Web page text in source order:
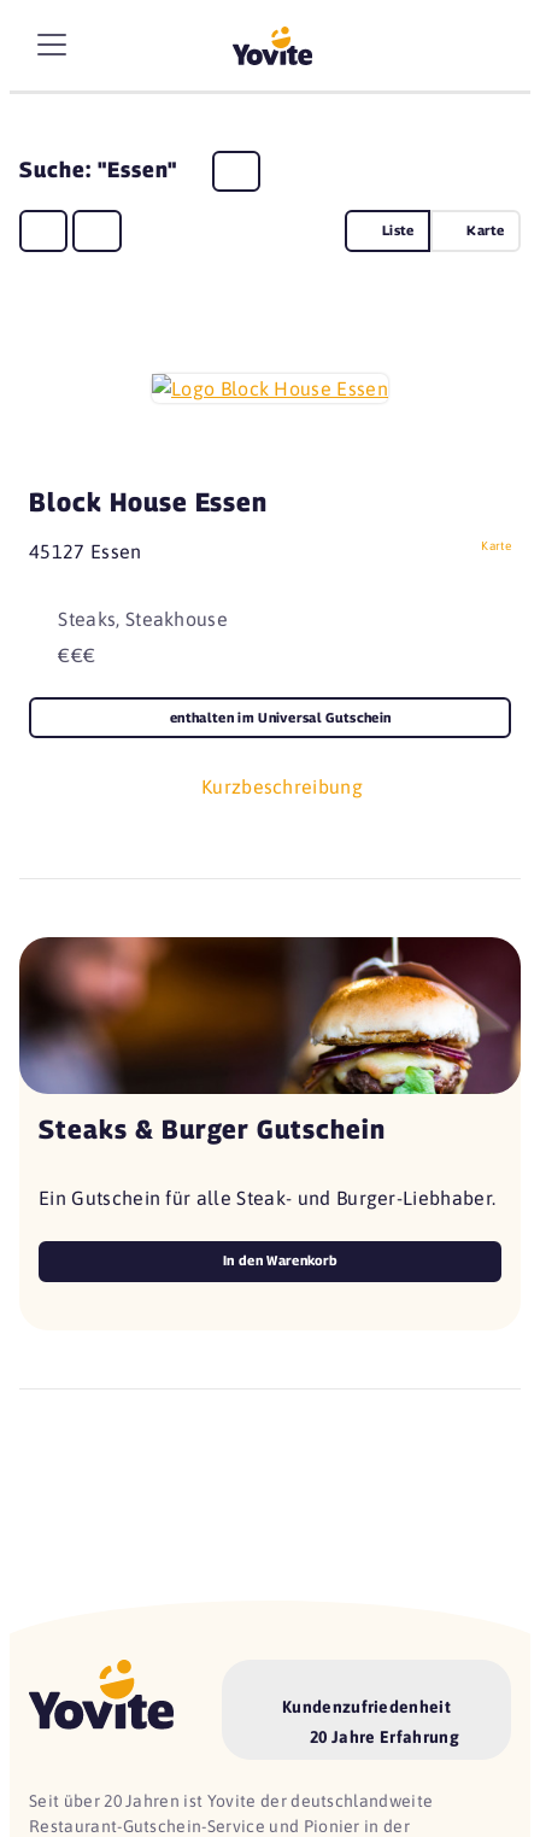
Suche: "Essen"
Liste Karte
Block House Essen
45127 Essen Karte
Steaks, Steakhouse
€€€
Kurzbeschreibung
enthalten im Universal Gutschein
Steaks & Burger Gutschein
Ein Gutschein für alle Steak- und Burger-Liebhaber.
In den Warenkorb
Kundenzufriedenheit
20 Jahre Erfahrung
Seit über 20 Jahren ist Yovite der deutschlandweite
Restaurant-Gutschein-Service und Pionier in der